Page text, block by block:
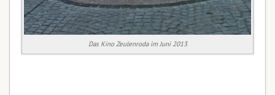
Das Kino Zeulenroda im Juni 2013